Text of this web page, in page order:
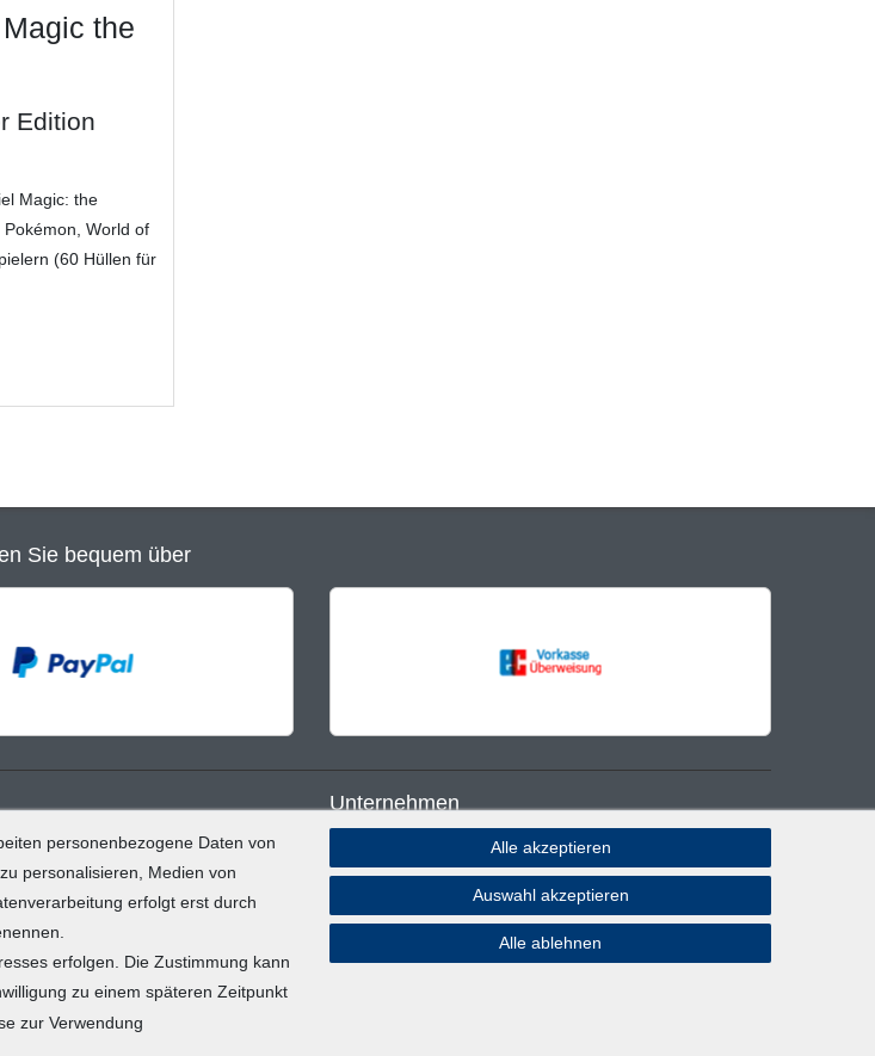
the
Edition
Magic: the
World of
(60 Hüllen für
Sie bequem über
Unternehmen
Blog
Datenschutzerklärung
Erklärung zur Barrierefreiheit
AGB
personenbezogene Daten von
personalisieren, Medien von
erfolgt erst durch
erfolgen. Die Zustimmung kann
zu einem späteren Zeitpunkt
zur Verwendung
Alle akzeptieren
Auswahl akzeptieren
Alle ablehnen